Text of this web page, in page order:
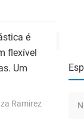
é
flexível
Um
Ramirez